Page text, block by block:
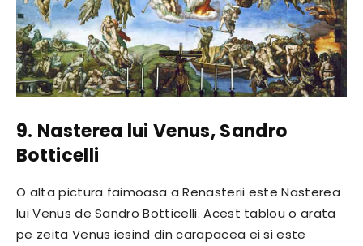
9. Nasterea lui Venus, Sandro
Botticelli
O alta pictura faimoasa a Renasterii este Nasterea
lui Venus de Sandro Botticelli. Acest tablou o arata
pe zeita Venus iesind din carapacea ei si este